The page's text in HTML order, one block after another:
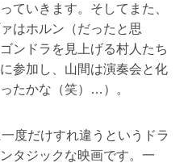
ていきます。そしてまた、
はホルン（だったと思
ンドラを見上げる村人たち
参加し、山間は演奏会と化
たかな（笑）…）。
度だけすれ違うというドラ
タジックな映画です。一